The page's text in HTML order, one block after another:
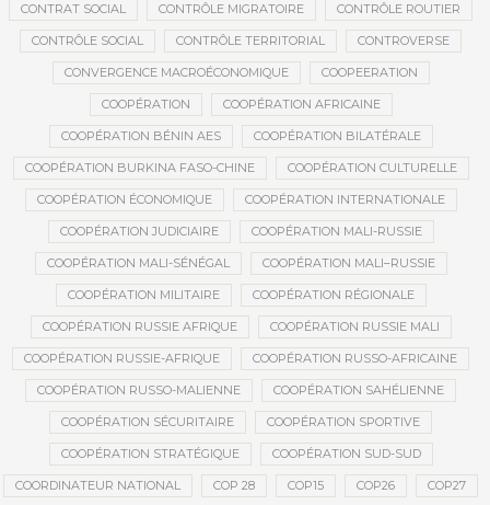
CONTRAT SOCIAL CONTRÔLE MIGRATOIRE CONTRÔLE ROUTIER
CONTRÔLE SOCIAL CONTRÔLE TERRITORIAL CONTROVERSE
CONVERGENCE MACROÉCONOMIQUE COOPEERATION
COOPÉRATION COOPÉRATION AFRICAINE
COOPÉRATION BÉNIN AES COOPÉRATION BILATÉRALE
COOPÉRATION BURKINA FASO-CHINE COOPÉRATION CULTURELLE
COOPÉRATION ÉCONOMIQUE COOPÉRATION INTERNATIONALE
COOPÉRATION JUDICIAIRE COOPÉRATION MALI-RUSSIE
COOPÉRATION MALI-SÉNÉGAL COOPÉRATION MALI–RUSSIE
COOPÉRATION MILITAIRE COOPÉRATION RÉGIONALE
COOPÉRATION RUSSIE AFRIQUE COOPÉRATION RUSSIE MALI
COOPÉRATION RUSSIE-AFRIQUE COOPÉRATION RUSSO-AFRICAINE
COOPÉRATION RUSSO-MALIENNE COOPÉRATION SAHÉLIENNE
COOPÉRATION SÉCURITAIRE COOPÉRATION SPORTIVE
COOPÉRATION STRATÉGIQUE COOPÉRATION SUD-SUD
COORDINATEUR NATIONAL COP 28 COP15 COP26 COP27